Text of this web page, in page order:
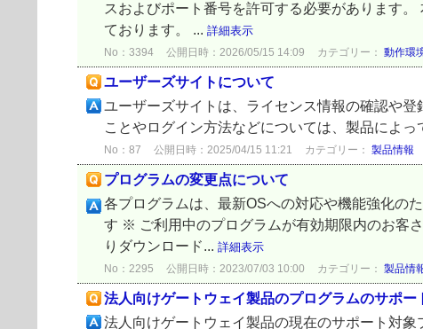
スおよびポート番号を許可する必要があります
ております。 ... 詳細表示
No：3394 公開日時：2026/05/15 14:09 カテゴリー： 動作環
ユーザーズサイトについて
ユーザーズサイトは、ライセンス情報の確認や
ことやログイン方法などについては、製品によ
No：87 公開日時：2025/04/15 11:21 カテゴリー： 製品情報
プログラムの変更点について
各プログラムは、最新OSへの対応や機能強化の
す ※ ご利用中のプログラムが有効期限内のお客
りダウンロード... 詳細表示
No：2295 公開日時：2023/07/03 10:00 カテゴリー： 製品情
法人向けゲートウェイ製品のプログラムのサポー
法人向けゲートウェイ製品の現在のサポート対